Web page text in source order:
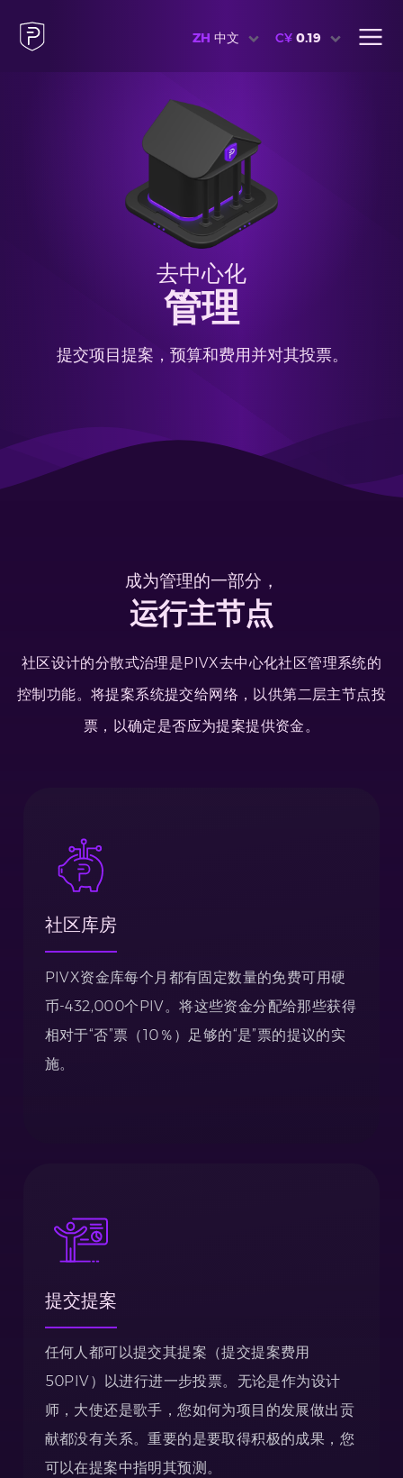
ZH 中文 C¥ 0.19
去中心化
管理
提交项目提案，预算和费用并对其投票。
成为管理的一部分，
运行主节点
社区设计的分散式治理是PIVX去中心化社区管理系统的
控制功能。将提案系统提交给网络，以供第二层主节点投
票，以确定是否应为提案提供资金。
社区库房
PIVX资金库每个月都有固定数量的免费可用硬
币-432,000个PIV。将这些资金分配给那些获得
相对于“否”票（10％）足够的“是”票的提议的实
施。
提交提案
任何人都可以提交其提案（提交提案费用
50PIV）以进行进一步投票。无论是作为设计
师，大使还是歌手，您如何为项目的发展做出贡
献都没有关系。重要的是要取得积极的成果，您
可以在提案中指明其预测。